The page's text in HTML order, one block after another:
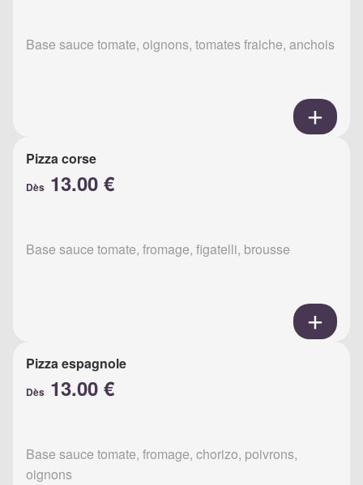
Base sauce tomate, oignons, tomates fraiche, anchois
Pizza corse
Dès 13.00 €
Base sauce tomate, fromage, figatelli, brousse
Pizza espagnole
Dès 13.00 €
Base sauce tomate, fromage, chorizo, poivrons,
oignons